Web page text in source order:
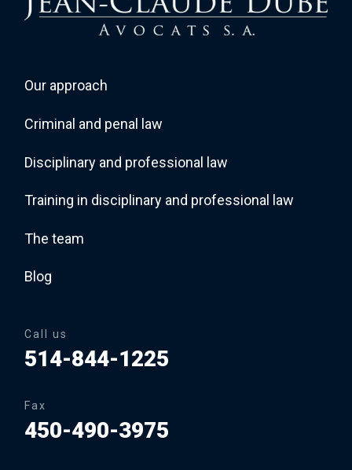
Our approach
Criminal and penal law
Disciplinary and professional law
Training in disciplinary and professional law
The team
Blog
Call us
514-844-1225
Fax
450-490-3975